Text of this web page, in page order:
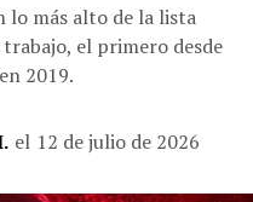
lo más alto de la lista
el primero desde
2019.
el 12 de julio de 2026